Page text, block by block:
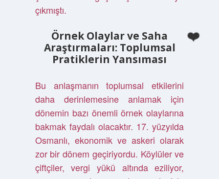
çıkmıştı.
Örnek Olaylar ve Saha
Araştırmaları: Toplumsal
Pratiklerin Yansıması
Bu anlaşmanın toplumsal etkilerini
daha derinlemesine anlamak için
dönemin bazı önemli örnek olaylarına
bakmak faydalı olacaktır. 17. yüzyılda
Osmanlı, ekonomik ve askeri olarak
zor bir dönem geçiriyordu. Köylüler ve
çiftçiler, vergi yükü altında eziliyor,